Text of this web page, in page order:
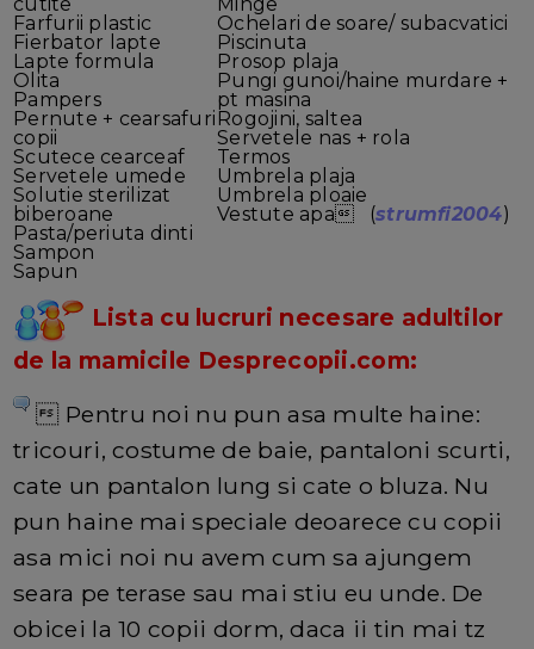
Farfurii plastic
Fierbator lapte
Lapte formula
Olita
Pampers
Pernute + cearsafuri
copii
Scutece cearceaf
Servetele umede
Solutie sterilizat
biberoane
Pasta/periuta dinti
Sampon
Sapun
Ochelari de soare/ subacvatici
Piscinuta
Prosop plaja
Pungi gunoi/haine murdare +
pt masina
Rogojini, saltea
Servetele nas + rola
Termos
Umbrela plaja
Umbrela ploaie
Vestute apa (strumfi2004)
Lista cu lucruri necesare adultilor
de la mamicile Desprecopii.com:
Pentru noi nu pun asa multe haine:
tricouri, costume de baie, pantaloni scurti,
cate un pantalon lung si cate o bluza. Nu
pun haine mai speciale deoarece cu copii
asa mici noi nu avem cum sa ajungem
seara pe terase sau mai stiu eu unde. De
obicei la 10 copii dorm, daca ii tin mai tz